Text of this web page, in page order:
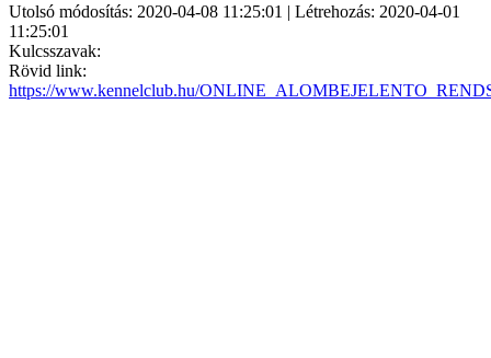
Utolsó módosítás: 2020-04-08 11:25:01 | Létrehozás: 2020-04-01
11:25:01
Kulcsszavak:
Rövid link:
https://www.kennelclub.hu/